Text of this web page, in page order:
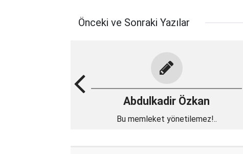
Önceki ve Sonraki Yazılar
Abdulkadir Özkan
Bu memleket yönetilemez!..